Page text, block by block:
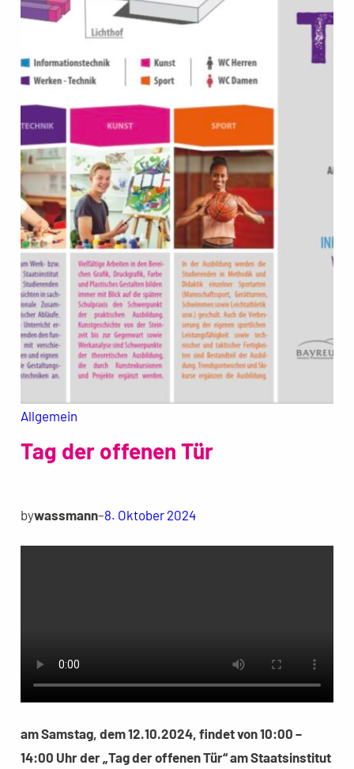
Allgemein
Tag der offenen Tür
bywassmann–8. Oktober 2024
am Samstag, dem 12.10.2024, findet von 10:00 –
14:00 Uhr der „Tag der offenen Tür“ am Staatsinstitut